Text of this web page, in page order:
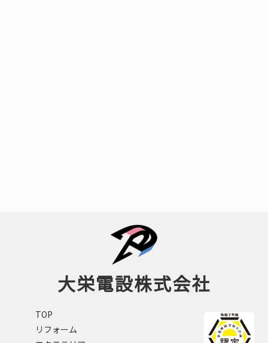
大栄電設株式会社
TOP
リフォーム